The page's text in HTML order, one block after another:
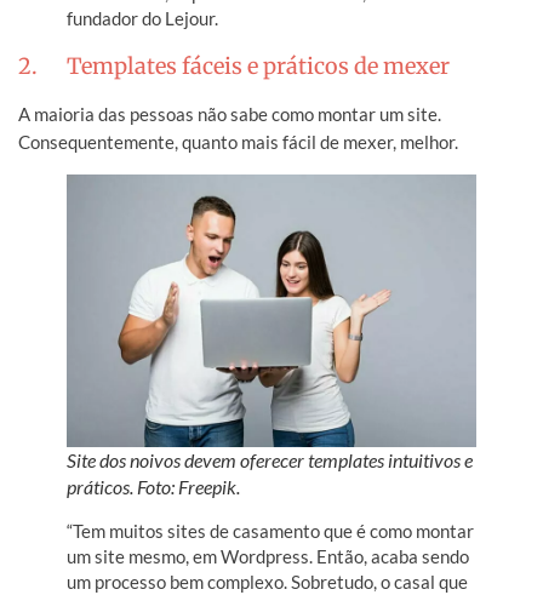
fundador do Lejour.
2. Templates fáceis e práticos de mexer
A maioria das pessoas não sabe como montar um site.
Consequentemente, quanto mais fácil de mexer, melhor.
Site dos noivos devem oferecer templates intuitivos e
práticos. Foto: Freepik.
“Tem muitos sites de casamento que é como montar
um site mesmo, em Wordpress. Então, acaba sendo
um processo bem complexo. Sobretudo, o casal que